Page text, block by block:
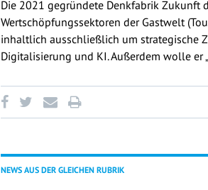
Die 2021 gegründete Denkfabrik Zukunft
Wertschöpfungssektoren der Gastwelt
inhaltlich ausschließlich um strategische
Digitalisierung und KI. Außerdem wolle
NEWS AUS DER GLEICHEN RUBRIK